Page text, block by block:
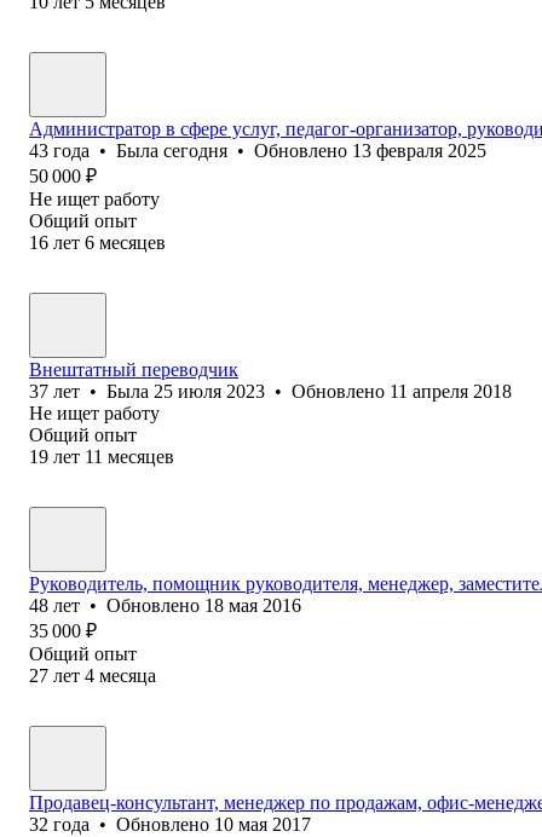
Администратор в сфере услуг, педагог-организатор,
43 года • Была сегодня • Обновлено 13 февраля 2025
50 000 ₽
Не ищет работу
Общий опыт
16 лет 6 месяцев
Внештатный переводчик
37 лет • Была 25 июля 2023 • Обновлено 11 апреля 2018
Не ищет работу
Общий опыт
19 лет 11 месяцев
Руководитель, помощник руководителя, менеджер,
48 лет • Обновлено 18 мая 2016
35 000 ₽
Общий опыт
27 лет 4 месяца
Продавец-консультант, менеджер по продажам, офис-
32 года • Обновлено 10 мая 2017